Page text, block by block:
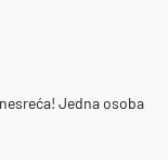
Jedna osoba